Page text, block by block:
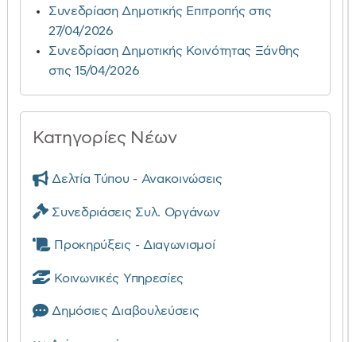
Συνεδρίαση Δημοτικής Επιτροπής στις
27/04/2026
Συνεδρίαση Δημοτικής Κοινότητας Ξάνθης
στις 15/04/2026
Κατηγορίες Νέων
Δελτία Τύπου - Ανακοινώσεις
Συνεδριάσεις Συλ. Οργάνων
Προκηρύξεις - Διαγωνισμοί
Κοινωνικές Υπηρεσίες
Δημόσιες Διαβουλεύσεις